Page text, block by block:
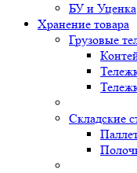
БУ и Уценка
Хранение товара
Грузовые
Складские